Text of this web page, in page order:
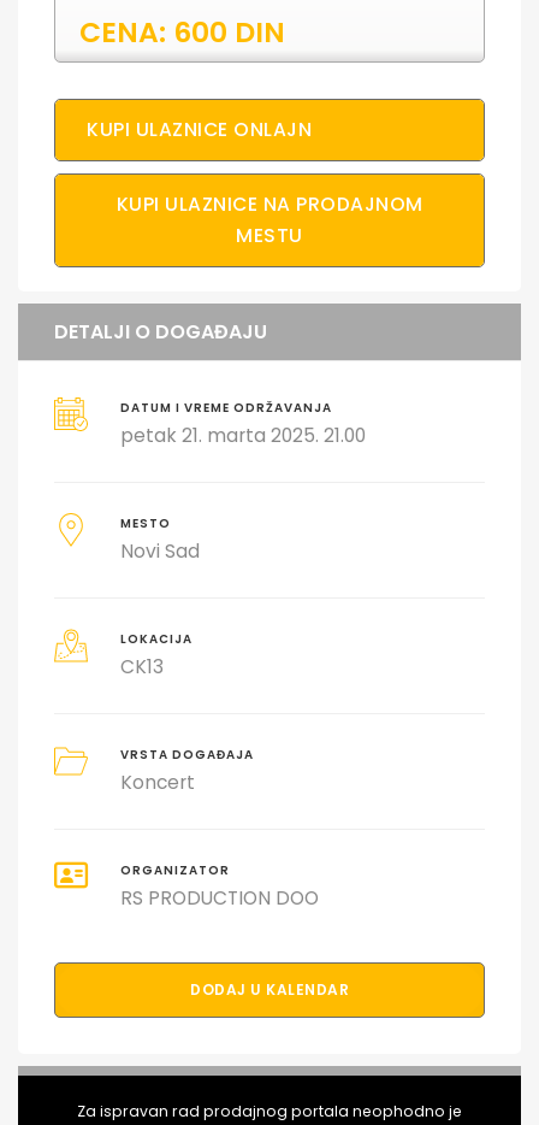
CENA: 600 DIN
KUPI ULAZNICE ONLAJN
KUPI ULAZNICE NA PRODAJNOM
MESTU
DETALJI O DOGAĐAJU
DATUM I VREME ODRŽAVANJA
petak 21. marta 2025. 21.00
MESTO
Novi Sad
LOKACIJA
CK13
VRSTA DOGAĐAJA
Koncert
ORGANIZATOR
RS PRODUCTION DOO
DODAJ U KALENDAR
Za ispravan rad prodajnog portala neophodno je